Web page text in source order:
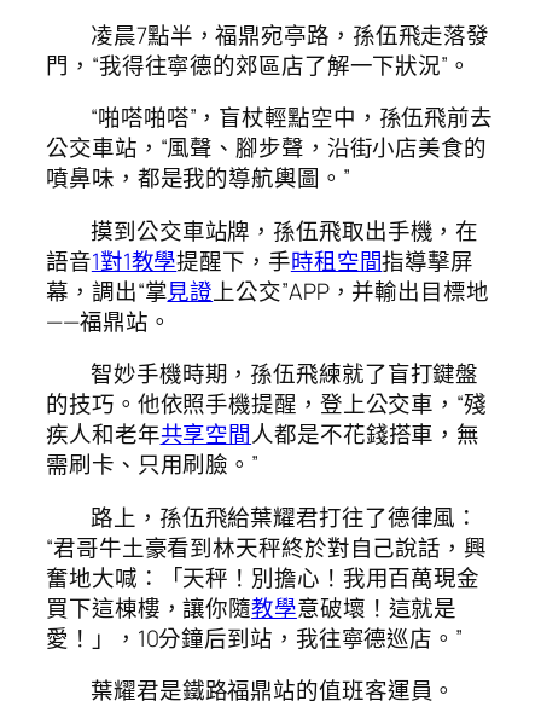
凌晨7點半，福鼎宛亭路，孫伍飛走落發
門，“我得往寧德的郊區店了解一下狀況”。
“啪嗒啪嗒”，盲杖輕點空中，孫伍飛前去
公交車站，“風聲、腳步聲，沿街小店美食的
噴鼻味，都是我的導航輿圖。”
摸到公交車站牌，孫伍飛取出手機，在
語音1對1教學提醒下，手時租空間指導擊屏
幕，調出“掌見證上公交”APP，并輸出目標地
——福鼎站。
智妙手機時期，孫伍飛練就了盲打鍵盤
的技巧。他依照手機提醒，登上公交車，“殘
疾人和老年共享空間人都是不花錢搭車，無
需刷卡、只用刷臉。”
路上，孫伍飛給葉耀君打往了德律風：
“君哥牛土豪看到林天秤終於對自己說話，興
奮地大喊：「天秤！別擔心！我用百萬現金
買下這棟樓，讓你隨教學意破壞！這就是
愛！」，10分鐘后到站，我往寧德巡店。”
葉耀君是鐵路福鼎站的值班客運員。